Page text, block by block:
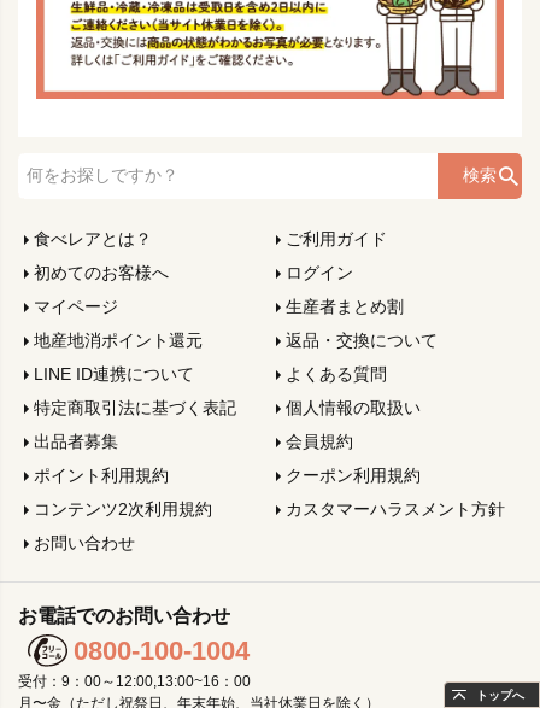
検索
食べレアとは？
ご利用ガイド
初めてのお客様へ
ログイン
マイページ
生産者まとめ割
地産地消ポイント還元
返品・交換について
LINE ID連携について
よくある質問
特定商取引法に基づく表記
個人情報の取扱い
出品者募集
会員規約
ポイント利用規約
クーポン利用規約
コンテンツ2次利用規約
カスタマーハラスメント方針
お問い合わせ
お電話でのお問い合わせ
0800-100-1004
受付：9：00～12:00,13:00~16：00
月〜金（ただし祝祭日、年末年始、当社休業日を除く）
トップへ